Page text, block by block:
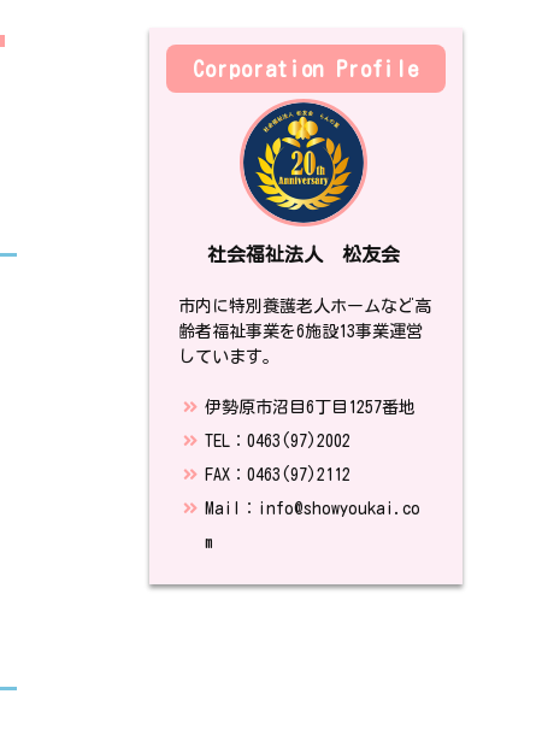
Corporation Profile
社会福祉法人 松友会
市内に特別養護老人ホームなど高
齢者福祉事業を6施設13事業運営
しています。
伊勢原市沼目6丁目1257番地
TEL：0463(97)2002
FAX：0463(97)2112
Mail：info@showyoukai.co
m